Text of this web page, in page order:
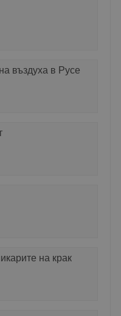
въздуха в Русе
на крак